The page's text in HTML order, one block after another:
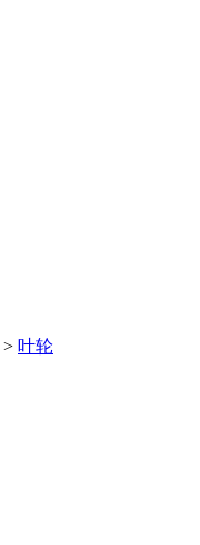
> 叶轮